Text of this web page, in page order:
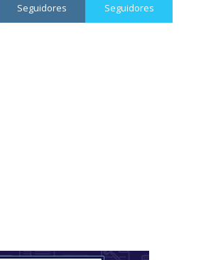
Seguidores Seguidores